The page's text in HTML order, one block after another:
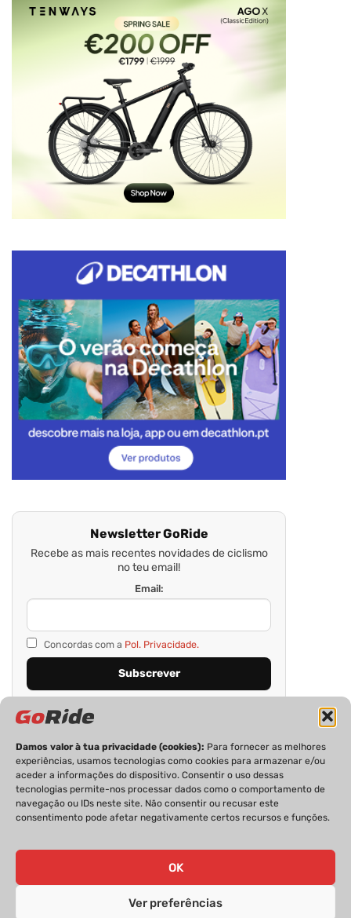
Damos valor à tua privacidade (cookies): Para fornecer as melhores
experiências, usamos tecnologias como cookies para armazenar e/ou
aceder a informações do dispositivo. Consentir o uso dessas
tecnologias permite-nos processar dados como o comportamento de
navegação ou IDs neste site. Não consentir ou recusar este
consentimento pode afetar negativamente certos recursos e funções.
OK
Ver preferências
Newsletter GoRide
Recebe as mais recentes novidades de ciclismo
no teu email!
Email:
Concordas com a Pol. Privacidade.
PRIVACIDADE FICHA TÉCNICA
ESTATUTO EDITORIAL